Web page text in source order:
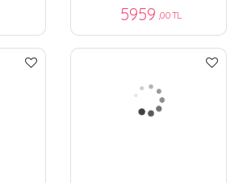
5959 ,00 TL